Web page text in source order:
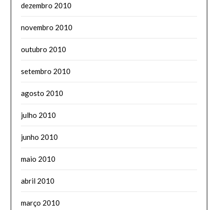
dezembro 2010
novembro 2010
outubro 2010
setembro 2010
agosto 2010
julho 2010
junho 2010
maio 2010
abril 2010
março 2010